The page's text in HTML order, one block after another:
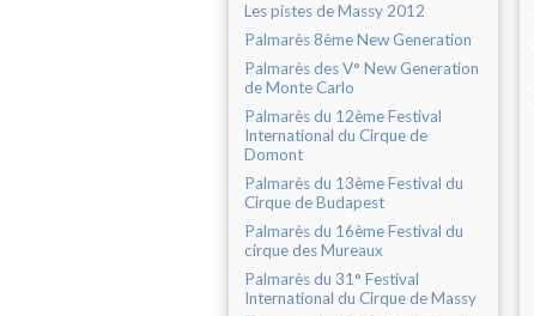
Les pistes de Massy 2012
Palmarès 8ème New Generation
Palmarès des V° New Generation
de Monte Carlo
Palmarès du 12ème Festival
International du Cirque de
Domont
Palmarès du 13ème Festival du
Cirque de Budapest
Palmarès du 16ème Festival du
cirque des Mureaux
Palmarès du 31° Festival
International du Cirque de Massy